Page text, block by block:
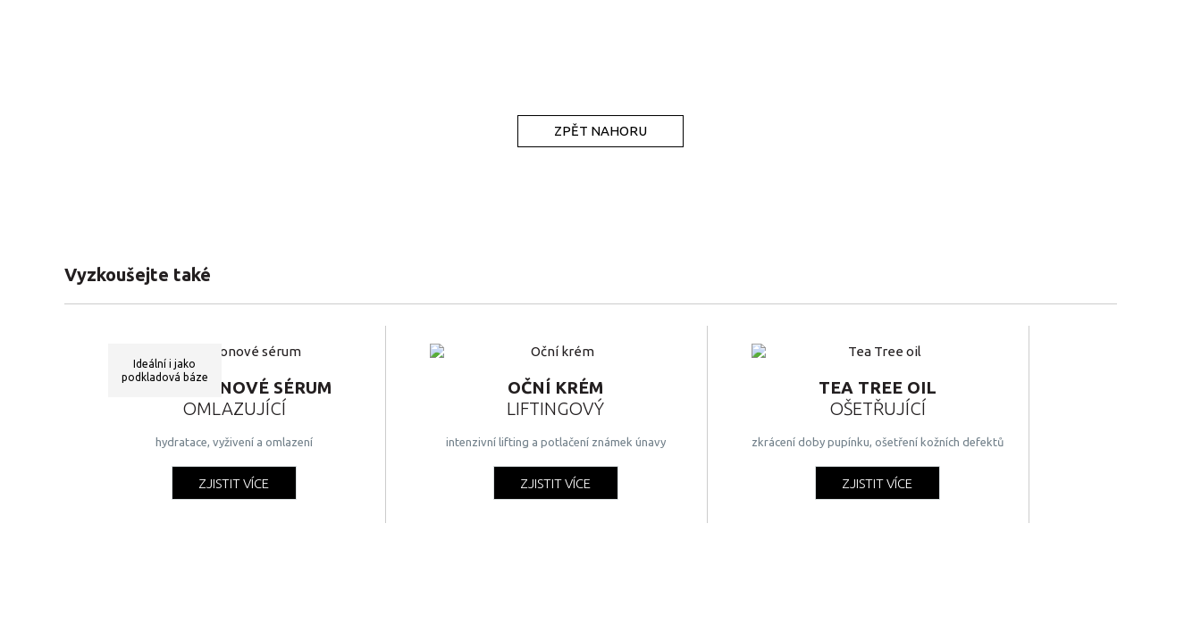
ZPĚT NAHORU
Vyzkoušejte také
Ideální i jako
podkladová báze
HYALURONOVÉ SÉRUM
OMLAZUJÍCÍ
hydratace, vyživení a omlazení
ZJISTIT VÍCE
OČNÍ KRÉM
LIFTINGOVÝ
intenzivní lifting a potlačení známek únavy
ZJISTIT VÍCE
TEA TREE OIL
OŠETŘUJÍCÍ
zkrácení doby pupínku, ošetření kožních defektů
ZJISTIT VÍCE